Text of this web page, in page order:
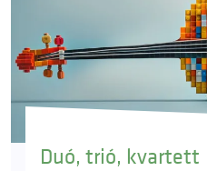
Duó, trió, kvartett